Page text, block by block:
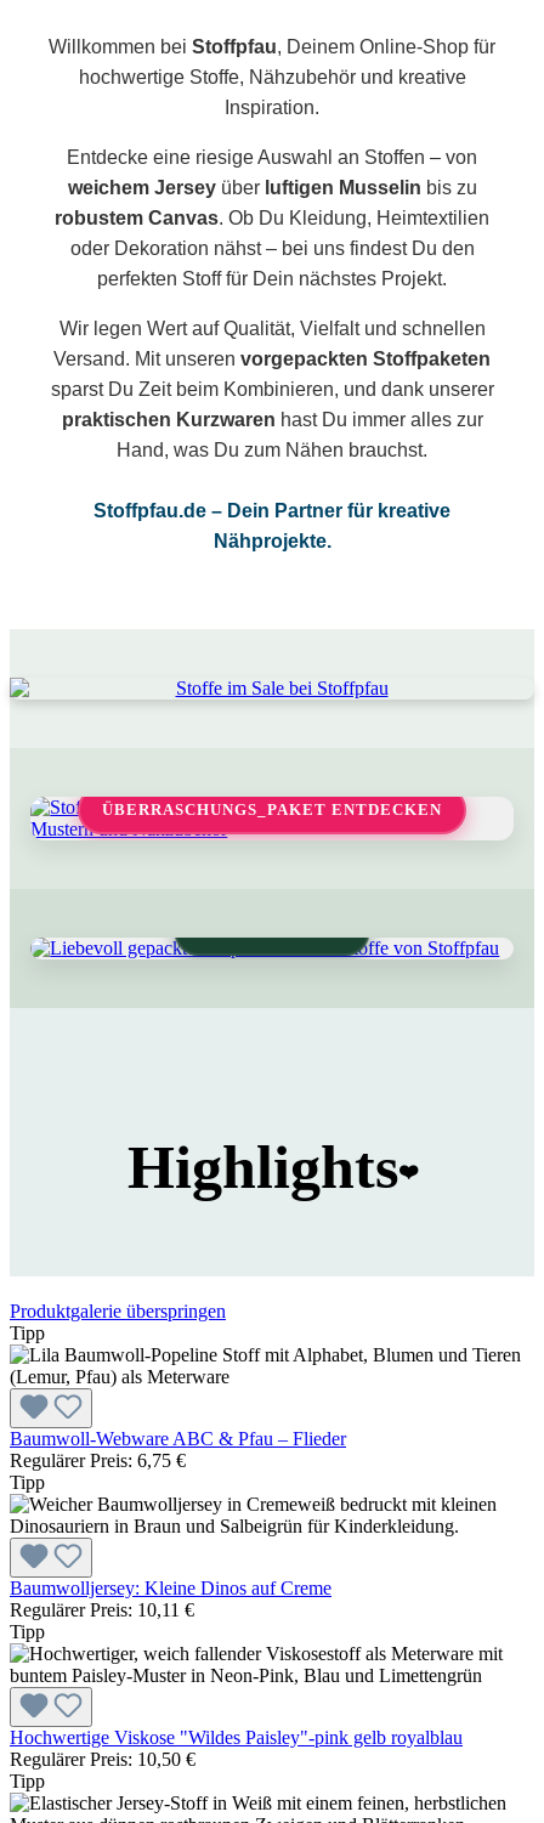
Willkommen bei Stoffpfau, Deinem Online-Shop für
hochwertige Stoffe, Nähzubehör und kreative
Inspiration.
Entdecke eine riesige Auswahl an Stoffen – von
weichem Jerseyüber luftigen Musselin bis zu
robustem Canvas. Ob Du Kleidung, Heimtextilien
oder Dekoration nähst – bei uns findest Du den
perfekten Stoff für Dein nächstes Projekt.
Wir legen Wert auf Qualität, Vielfalt und schnellen
Versand. Mit unseren vorgepackten Stoffpaketen
sparst Du Zeit beim Kombinieren, und dank unserer
praktischen Kurzwaren hast Du immer alles zur
Hand, was Du zum Nähen brauchst.
Stoffpfau.de – Dein Partner für kreative
Nähprojekte.
ÜBERRASCHUNGS_PAKET ENTDECKEN
Highlights❤️
Produktgalerie überspringen
Tipp
Baumwoll-Webware ABC & Pfau – Flieder
Regulärer Preis: 6,75 €
Tipp
Baumwolljersey: Kleine Dinos auf Creme
Regulärer Preis: 10,11 €
Tipp
Hochwertige Viskose "Wildes Paisley"-pink gelb royalblau
Regulärer Preis: 10,50 €
Tipp